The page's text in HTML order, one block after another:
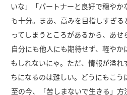
いな」「パートナーと良好で穏や
も十分。まあ、高みを目指しすぎ
ってしまうところがあるから、あせ
自分にも他人にも期待せず、軽や
もしれないにゃ。ただ、情報が溢
ちになるのは難しい。どうにもこ
至の今、「苦しまないで生きる」